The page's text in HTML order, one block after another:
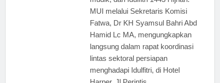
Kader Ulama Harus
Kuasai Metodologi
Fatwa
PKU MUI Sulsel
Didorong Lahirkan
Ulama yang Mampu
Menjawab Tantangan
Zaman
5 Hari Ago
MUI melalui Sekretaris Komisi
Fatwa, Dr KH Syamsul Bahri Abd
Hamid Lc MA, mengungkapkan
langsung dalam rapat koordinasi
lintas sektoral persiapan
menghadapi Idulfitri, di Hotel